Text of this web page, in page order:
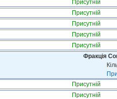
Присутній
Присутній
Присутній
Присутній
Присутній
Фракція
Присутній
Присутній